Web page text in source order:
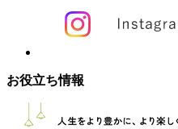
お役立ち情報